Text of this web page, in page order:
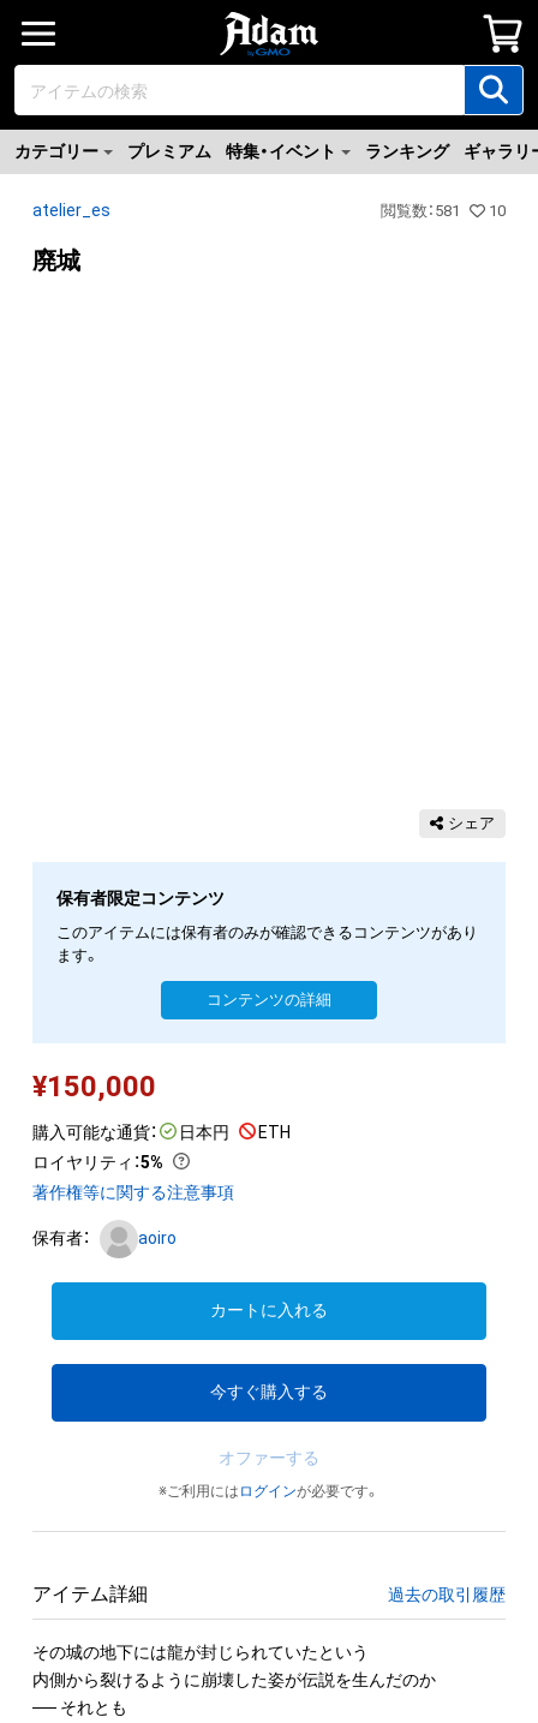
カテゴリー プレミアム 特集・イベント ランキング ギャラリ
atelier_es 閲覧数 ： 581 10
廃城
シェア
保有者限定コンテンツ
このアイテムには保有者のみが確認できるコンテンツがあり
ます。
コンテンツの詳細
¥150,000
購入可能な通貨： 日本円
ETH
ロイヤリティ ：5%
著作権等に関する注意事項
保有者： aoiro
カートに入れる
今すぐ購入する
オファーする
※ご利用には ログインが必要です。
アイテム詳細 過去の取引履歴
その城の地下には龍が封じられていたという
内側から裂けるように崩壊した姿が伝説を生んだのか
── それとも